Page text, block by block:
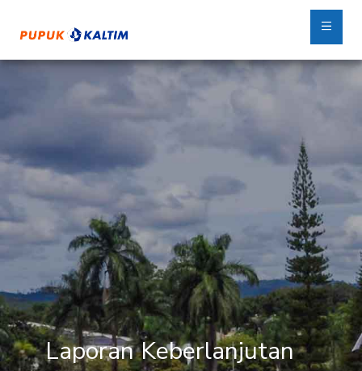
Laporan Keberlanjutan